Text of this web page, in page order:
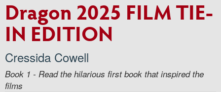
Dragon 2025 FILM TIE-
IN EDITION
Cressida Cowell
Book 1 - Read the hilarious first book that inspired the
films